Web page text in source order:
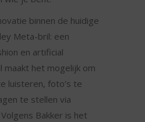
binnen de huidige
Meta-bril: een
en artificial
maakt het mogelijk om
luisteren, foto’s te
te stellen via
Bakker is het